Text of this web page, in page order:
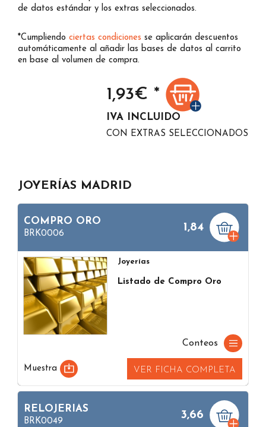
de datos estándar y los extras seleccionados.
*Cumpliendo ciertas condiciones se aplicarán descuentos
automáticamente al añadir las bases de datos al carrito
en base al volumen de compra.
1,93€ *
IVA INCLUIDO
CON EXTRAS SELECCIONADOS
JOYERÍAS MADRID
COMPRO ORO
BRK0006
1,84
Joyerías
Listado de Compro Oro
Conteos
Muestra VER FICHA COMPLETA
RELOJERIAS
BRK0049
3,66